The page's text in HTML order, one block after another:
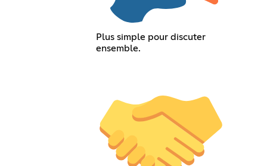
Plus simple pour discuter
ensemble.